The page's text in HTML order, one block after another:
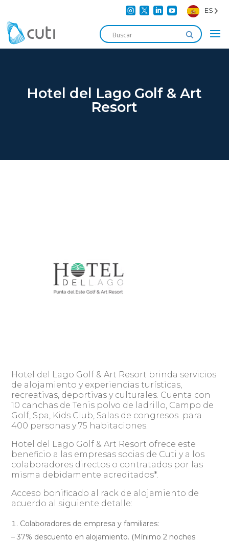
    ES
Hotel del Lago Golf & Art
Resort
Hotel del Lago Golf & Art Resort brinda servicios
de alojamiento y experiencias turísticas,
recreativas, deportivas y culturales. Cuenta con
10 canchas de Tenis polvo de ladrillo, Campo de
Golf, Spa, Kids Club, Salas de congresos para
400 personas y 75 habitaciones.
Hotel del Lago Golf & Art Resort ofrece este
beneficio a las empresas socias de Cuti y a los
colaboradores directos o contratados por las
misma debidamente acreditados*.
Acceso bonificado al rack de alojamiento de
acuerdo al siguiente detalle:
Colaboradores de empresa y familiares:
– 37% descuento en alojamiento. (Mínimo 2 noches